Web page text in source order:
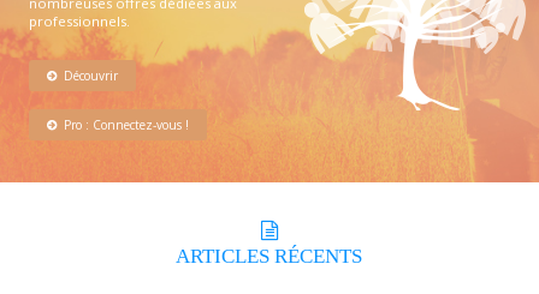
professionnels.
Découvrir
Pro : Connectez-vous !
ARTICLES RÉCENTS